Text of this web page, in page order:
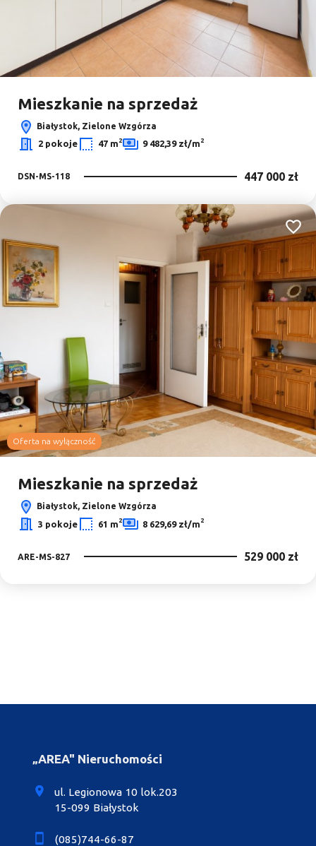
Mieszkanie na sprzedaż
Białystok, Zielone Wzgórza
2 pokoje 47 m2 9 482,39 zł/m2
DSN-MS-118 447 000 zł
Oferta na wyłączność
Mieszkanie na sprzedaż
Białystok, Zielone Wzgórza
3 pokoje 61 m2 8 629,69 zł/m2
ARE-MS-827 529 000 zł
„AREA" Nieruchomości
ul. Legionowa 10 lok.203
15-099 Białystok
(085)744-66-87